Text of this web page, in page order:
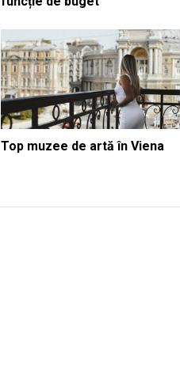
Top muzee de artă în Viena